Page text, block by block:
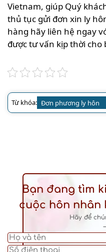
Vietnam, giúp Quý
thủ tục gửi đơn xin ly
hàng hãy liên hệ ngay
được tư vấn kịp thời cho
Từ khóa: Đơn phương ly hôn
Bạn đang tìm
cuộc hôn nhân
Hãy để